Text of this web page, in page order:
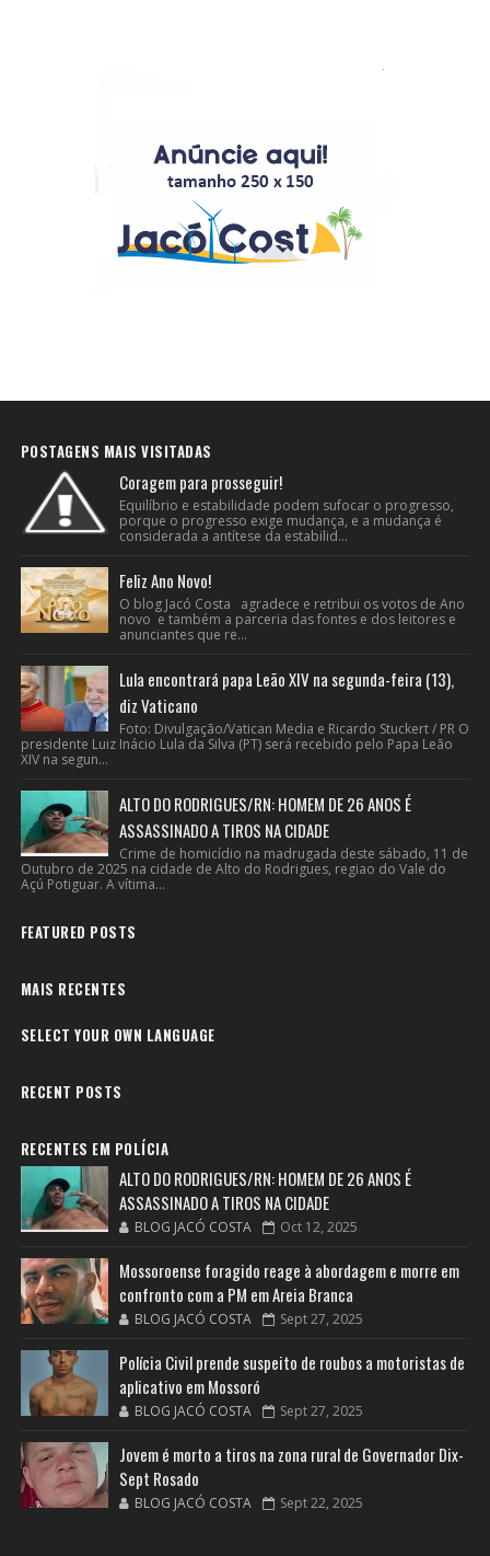
POSTAGENS MAIS VISITADAS
Coragem para prosseguir!
Equilíbrio e estabilidade podem sufocar o progresso,
porque o progresso exige mudança, e a mudança é
considerada a antítese da estabilid...
Feliz Ano Novo!
O blog Jacó Costa agradece e retribui os votos de Ano
novo e também a parceria das fontes e dos leitores e
anunciantes que re...
Lula encontrará papa Leão XIV na segunda-feira (13),
diz Vaticano
Foto: Divulgação/Vatican Media e Ricardo Stuckert / PR O
presidente Luiz Inácio Lula da Silva (PT) será recebido pelo Papa Leão
XIV na segun...
ALTO DO RODRIGUES/RN: HOMEM DE 26 ANOS É
ASSASSINADO A TIROS NA CIDADE
Crime de homicídio na madrugada deste sábado, 11 de
Outubro de 2025 na cidade de Alto do Rodrigues, regiao do Vale do
Açú Potiguar. A vítima...
FEATURED POSTS
MAIS RECENTES
SELECT YOUR OWN LANGUAGE
RECENT POSTS
RECENTES EM POLÍCIA
ALTO DO RODRIGUES/RN: HOMEM DE 26 ANOS É
ASSASSINADO A TIROS NA CIDADE
BLOG JACÓ COSTA Oct 12, 2025
Mossoroense foragido reage à abordagem e morre em
confronto com a PM em Areia Branca
BLOG JACÓ COSTA Sept 27, 2025
Polícia Civil prende suspeito de roubos a motoristas de
aplicativo em Mossoró
BLOG JACÓ COSTA Sept 27, 2025
Jovem é morto a tiros na zona rural de Governador Dix-
Sept Rosado
BLOG JACÓ COSTA Sept 22, 2025